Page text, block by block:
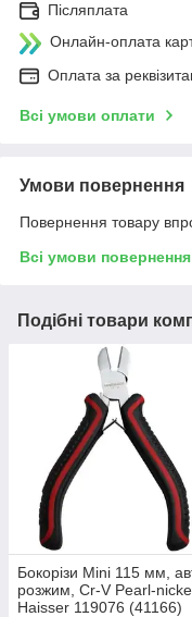
Післяплата
Онлайн-оплата
Оплата за
Всі умови оплати
Умови повернення
Повернення товару
Всі умови повернення
Подібні товари
Бокорізи Mini 115 мм,
розжим, Cr-V Pearl-
Haisser 119076 (41166)